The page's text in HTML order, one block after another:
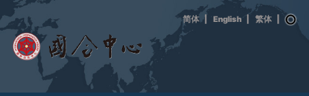
| English